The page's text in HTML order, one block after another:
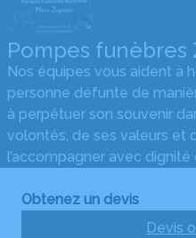
Pompes funèbres
Nos équipes vous aident à
personne défunte de
à perpétuer son souvenir
volontés, de ses valeurs et
l’accompagner avec
Obtenez un devis
Devis